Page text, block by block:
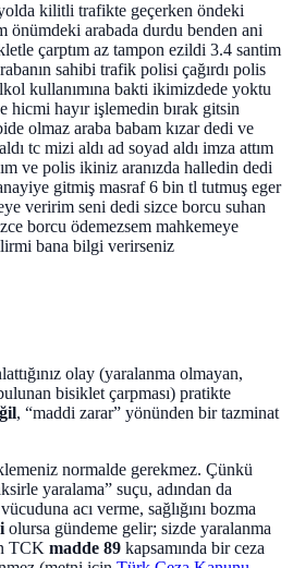
kilitli trafikte geçerken öndeki
önümdeki arabada durdu benden ani
çarptım az tampon ezildi 3.4 santim
sahibi trafik polisi çağırdı polis
kullanımına bakti ikimizdede yoktu
hicmi hayır işlemedin bırak gitsin
olmaz araba babam kızar dedi ve
tc mizi aldı ad soyad aldı imza attım
ve polis ikiniz aranızda halledin dedi
gitmiş masraf 6 bin tl tutmuş eger
veririm seni dedi sizce borcu suhan
borcu ödemezsem mahkemeye
bana bilgi verirseniz
olay (yaralanma olmayan,
bisiklet çarpması) pratikte
, “maddi zarar” yönünden bir tazminat
normalde gerekmez. Çünkü
yaralama” suçu, adından da
acı verme, sağlığını bozma
olursa gündeme gelir; sizde yaralanma
TCK madde 89 kapsamında bir ceza